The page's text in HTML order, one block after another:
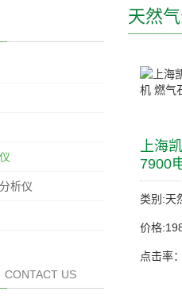
天然
上海
7900
类别:天
价格
点击率
析仪
CONTACT US